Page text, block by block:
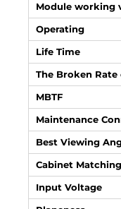
Module working
Operating
Life Time
The Broken Rate
MBTF
Maintenance
Best Viewing
Cabinet
Input Voltage